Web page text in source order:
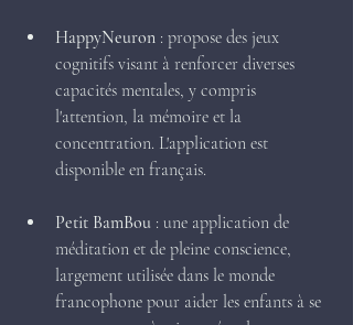
HappyNeuron : propose des jeux
cognitifs visant à renforcer diverses
capacités mentales, y compris
l'attention, la mémoire et la
concentration. L'application est
disponible en français.
Petit BamBou : une application de
méditation et de pleine conscience,
largement utilisée dans le monde
francophone pour aider les enfants à se